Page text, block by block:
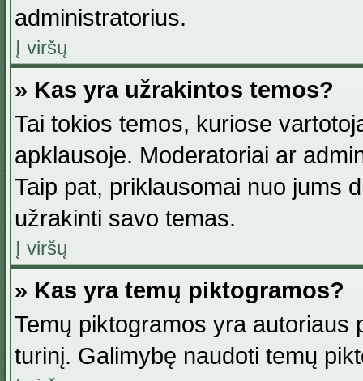
administratorius.
Į viršų
» Kas yra užrakintos temos?
Tai tokios temos, kuriose
apklausoje. Moderatoriai ar
Taip pat, priklausomai nuo jums
užrakinti savo temas.
Į viršų
» Kas yra temų piktogramos?
Temų piktogramos yra autoriaus
turinį. Galimybę naudoti temų